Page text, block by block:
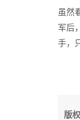
虽然
军后
手，
版